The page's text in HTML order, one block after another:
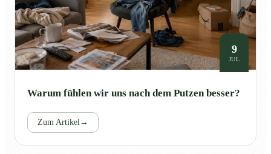
9
JUL
Warum fühlen wir uns nach dem Putzen besser?
Zum Artikel→